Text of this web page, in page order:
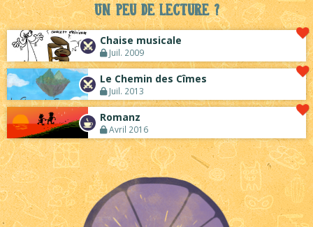
Un peu de lecture ?
Chaise musicale
Juil. 2009
Le Chemin des Cîmes
Juil. 2013
Romanz
Avril 2016